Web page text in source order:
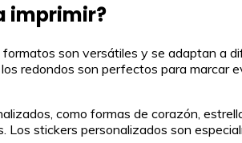
imprimir?
son versátiles y se adaptan a
redondos son perfectos para marcar
como formas de corazón,
stickers personalizados son